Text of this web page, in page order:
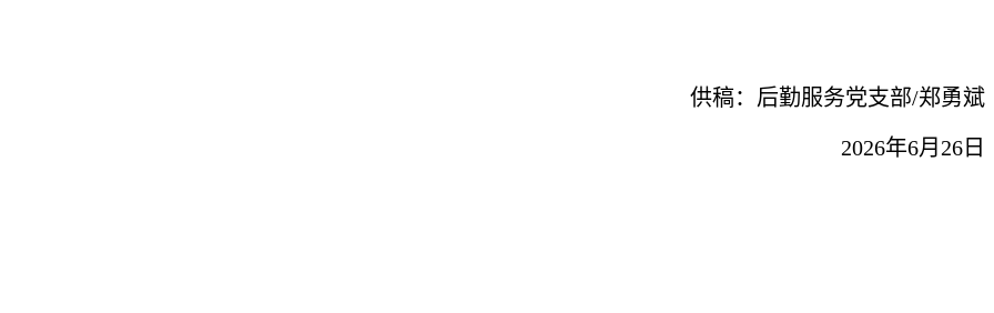
供稿：后勤服务党支部/郑勇斌
2026年6月26日